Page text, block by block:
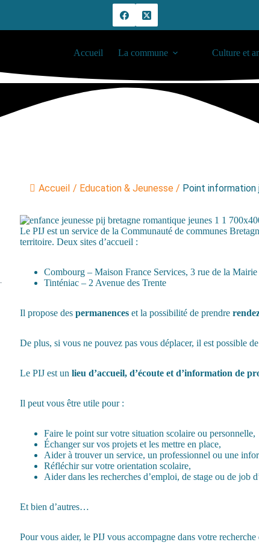
Accueil La commune Culture et
Accueil / Education & Jeunesse / Point information
Le PIJ est un service de la Communauté de communes
territoire. Deux sites d’accueil :
Combourg – Maison France Services, 3 rue de la Mairie
Tinténiac – 2 Avenue des Trente
Il propose despermanences et la possibilité de prendre
De plus, si vous ne pouvez pas vous déplacer, il est possible
Le PIJ est unlieu d’accueil, d’écoute et d’information de
Il peut vous être utile pour :
Faire le point sur votre situation scolaire ou personnelle,
Échanger sur vos projets et les mettre en place,
Aider à trouver un service, un professionnel ou une
Réfléchir sur votre orientation scolaire,
Aider dans les recherches d’emploi, de stage ou de job
Et bien d’autres…
Pour vous aider, le PIJ vous accompagne dans votre